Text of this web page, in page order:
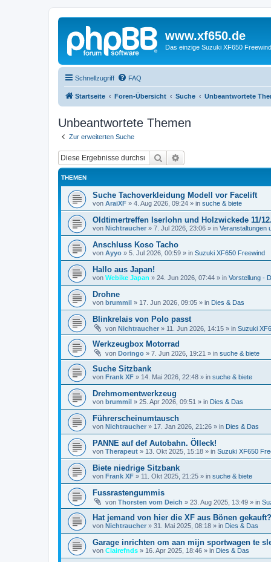
www.xf650.de
Das einzige Suzuki XF650
Schnellzugriff FAQ
Startseite Foren-Übersicht Suche Unbeantwortete
Unbeantwortete Themen
Zur erweiterten Suche
Suche
THEMEN
Suche Tachoverkleidung Modell vor Facelift
von AraiXF » 4. Aug 2026, 09:24 » in suche & biete
Oldtimertreffen Iserlohn und Holzwickede 11/
von Nichtraucher » 7. Jul 2026, 23:06 » in Veranstaltungen
Anschluss Koso Tacho
von Ayyo » 5. Jul 2026, 00:59 » in Suzuki XF650 Freewind
Hallo aus Japan!
von Webike Japan » 24. Jun 2026, 07:44 » in Vorstellung -
Drohne
von brummil » 17. Jun 2026, 09:05 » in Dies & Das
Blinkrelais von Polo passt
von Nichtraucher » 11. Jun 2026, 14:15 » in Suzuki
Werkzeugbox Motorrad
von Doringo » 7. Jun 2026, 19:21 » in suche & biete
Suche Sitzbank
von Frank XF » 14. Mai 2026, 22:48 » in suche & biete
Drehmomentwerkzeug
von brummil » 25. Apr 2026, 09:51 » in Dies & Das
Führerscheinumtausch
von Nichtraucher » 17. Jan 2026, 21:26 » in Dies & Das
PANNE auf def Autobahn. Ölleck!
von Therapeut » 13. Okt 2025, 15:18 » in Suzuki XF650
Biete niedrige Sitzbank
von Frank XF » 11. Okt 2025, 21:25 » in suche & biete
Fussrastengummis
von Thorsten vom Deich » 23. Aug 2025, 13:49 » in
Hat jemand von hier die XF aus Bönen gekauft?
von Nichtraucher » 31. Mai 2025, 08:18 » in Dies & Das
Garage inrichten om aan mijn sportwagen te
von Clairefnds » 16. Apr 2025, 18:46 » in Dies & Das